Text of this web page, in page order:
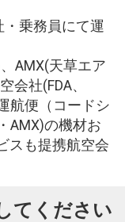
・乗務員にて運
AMX(天草エア
会社(FDA、
航便（コードシ
AMX)の機材お
スも提携航空会
てください